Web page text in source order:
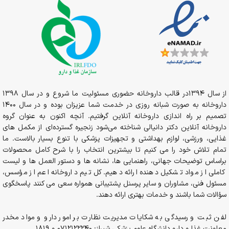
تستوسترون
را سبب خواهند شد. DAA همچنین نقش مهمی را در
افزایش تولید و آزادسازی تستوسترون در بیضه ها ایفا می کند. به این
مکمل‌های ورزشی DAA
مکمل ورزشیو از دستهآمینو و بی سی
ای ایاست که به عنوان یک تست بوستر و افزایش دهنده نرمال
تستوسترون به حساب می آید. مکمل دی ای ای به رشد و فعالیت
عضلانی بدن، کاهش خستگی و کوفتگی ورزشکاران کمک خواهد کرد.
مکمل دی ای ای، یک مکملتستوسترونبا ترکیبات عالی برای مصرف
آقایان و خانم‌هاست که افزایش دهنده انرژی و موثر در روند رشد
عضلات و بالا رفتن وزن ورزشکاران می باشد.
نقش تستوسترون در آقایان:
توزیع چربی در بدن
رویش موی صورت و بدن
از سال 1394در قالب داروخانه حضوری مسئولیت ما شروع و در سال 1398
داروخانه به صورت شبانه روزی در خدمت شما عزیزان بوده و در سال 1400
تصمیم بر راه اندازی داروخانه آنلاین گرفتیم. آنچه اکنون به عنوان گروه
داروخانه آنلاین دکتر دانیالی شناخته می‌شود زنجیره گسترده‌ای از مکمل های
غذایی، ورزشی، لوازم بهداشتی و تجهیزات پزشکی با تنوع بسیار بالاست. ما
تمام تلاش خود را می کنیم تا بیشترین انتخاب را با شرح کامل محصولات
براساس توضیحات جهانی، راهنمایی ها، نشانه ها و دستور العمل ها و لیست
کاملی از مواد تشکیل دهنده ارائه دهیم. کل تیم داروخانه اعم از مؤسس،
مسئول فنی، مشاوران و سایر پرسنل پشتیبانی همواره سعی می کنند پاسخگوی
سؤالات شما باشند و خدمات بهتری ارائه دهند.
لفن ثبت و رسیدگی به شکایات مدیریت نظارت بر امور دارو و مواد مخدر